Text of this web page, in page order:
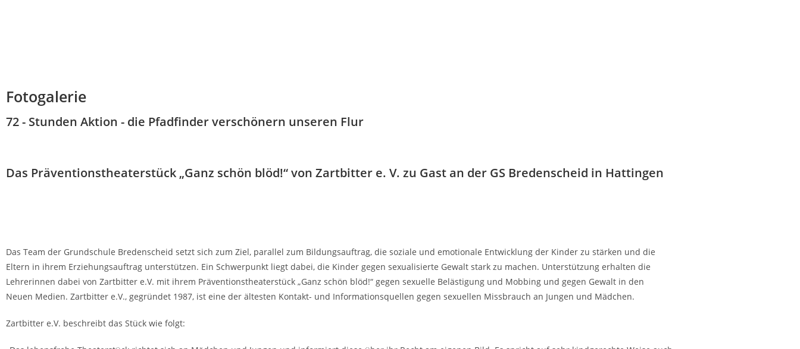
Fotogalerie
72 - Stunden Aktion - die Pfadfinder verschönern unseren Flur
Das Präventionstheaterstück „Ganz schön blöd!“ von Zartbitter e. V. zu Gast an der GS Bredenscheid in Hattingen
Das Team der Grundschule Bredenscheid setzt sich zum Ziel, parallel zum Bildungsauftrag, die soziale und emotionale Entwicklung der Kinder zu stärken und die
Eltern in ihrem Erziehungsauftrag unterstützen. Ein Schwerpunkt liegt dabei, die Kinder gegen sexualisierte Gewalt stark zu machen. Unterstützung erhalten die
Lehrerinnen dabei von Zartbitter e.V. mit ihrem Präventionstheaterstück „Ganz schön blöd!“ gegen sexuelle Belästigung und Mobbing und gegen Gewalt in den
Neuen Medien. Zartbitter e.V., gegründet 1987, ist eine der ältesten Kontakt- und Informationsquellen gegen sexuellen Missbrauch an Jungen und Mädchen.
Zartbitter e.V. beschreibt das Stück wie folgt: